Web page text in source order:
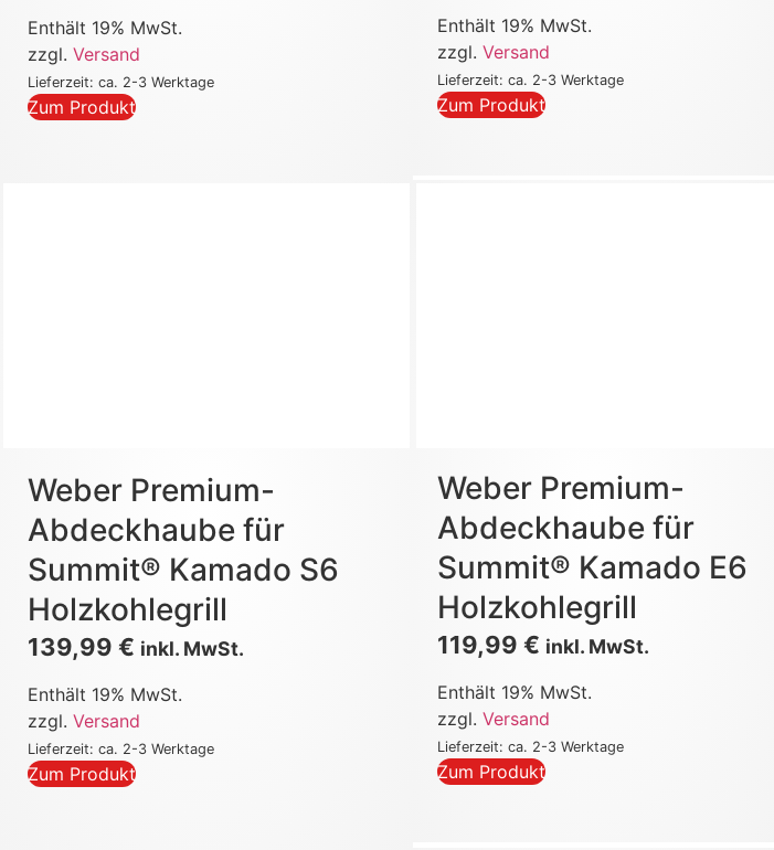
Enthält 19% MwSt.
zzgl.Versand
Lieferzeit: ca. 2-3 Werktage
Zum Produkt
Enthält 19% MwSt.
zzgl.Versand
Lieferzeit: ca. 2-3 Werktage
Zum Produkt
Weber Premium-
Abdeckhaube für
Summit® Kamado S6
Holzkohlegrill
139,99€ inkl. MwSt.
Enthält 19% MwSt.
zzgl.Versand
Lieferzeit: ca. 2-3 Werktage
Zum Produkt
Weber Premium-
Abdeckhaube für
Summit® Kamado E6
Holzkohlegrill
119,99€ inkl. MwSt.
Enthält 19% MwSt.
zzgl.Versand
Lieferzeit: ca. 2-3 Werktage
Zum Produkt